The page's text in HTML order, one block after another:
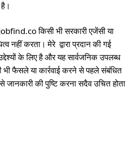
किसी भी सरकारी एजेंसी या
नहीं करता। मेरे द्वारा प्रदान की गई
के लिए है और यह सार्वजनिक उपलब्ध
भी फैसले या कार्रवाई करने से पहले संबंधित
जानकारी की पुष्टि करना सदैव उचित होता